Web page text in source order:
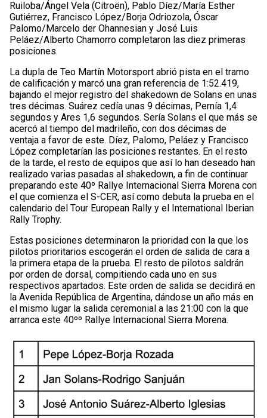
Ruiloba/Ángel Vela (Citroën), Pablo Díez/María Esther
Gutiérrez, Francisco López/Borja Odriozola, Óscar
Palomo/Marcelo der Ohannesian y José Luis
Peláez/Alberto Chamorro completaron las diez primeras
posiciones.
La dupla de Teo Martín Motorsport abrió pista en el tramo
de calificación y marcó una gran referencia de 1:52.419,
bajando el mejor registro del shakedown de Solans en unas
tres décimas. Suárez cedía unas 9 décimas, Pernía 1,4
segundos y Ares 1,6 segundos. Sería Solans el que más se
acercó al tiempo del madrileño, con dos décimas de
ventaja a favor de este. Díez, Palomo, Peláez y Francisco
López completarían las posiciones restantes. En el resto
de la tarde, el resto de equipos que así lo han deseado han
realizado varias pasadas al shakedown, a fin de continuar
preparando este 40º Rallye Internacional Sierra Morena con
el que comienza el S-CER, así como debuta la prueba en el
calendario del Tour European Rally y el International Iberian
Rally Trophy.
Estas posiciones determinaron la prioridad con la que los
pilotos prioritarios escogerán el orden de salida de cara a
la primera etapa de la prueba. El resto de pilotos saldrán
por orden de dorsal, compitiendo cada uno en sus
respectivos apartados. Este orden de salida se decidirá en
la Avenida República de Argentina, dándose un año más en
el mismo lugar la salida ceremonial a las 21:00 con la que
arranca este 40ºº Rallye Internacional Sierra Morena.